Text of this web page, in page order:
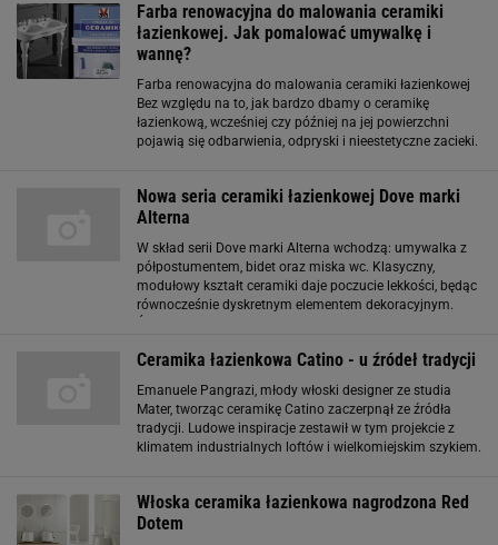
Farba renowacyjna do malowania ceramiki
łazienkowej. Jak pomalować umywalkę i
wannę?
Farba renowacyjna do malowania ceramiki łazienkowej
Bez względu na to, jak bardzo dbamy o ceramikę
łazienkową, wcześniej czy później na jej powierzchni
pojawią się odbarwienia, odpryski i nieestetyczne zacieki.
Nowa seria ceramiki łazienkowej Dove marki
Alterna
W skład serii Dove marki Alterna wchodzą: umywalka z
półpostumentem, bidet oraz miska wc. Klasyczny,
modułowy kształt ceramiki daje poczucie lekkości, będąc
równocześnie dyskretnym elementem dekoracyjnym.
Ceramika łazienkowa Catino - u źródeł tradycji
Emanuele Pangrazi, młody włoski designer ze studia
Mater, tworząc ceramikę Catino zaczerpnął ze źródła
tradycji. Ludowe inspiracje zestawił w tym projekcie z
klimatem industrialnych loftów i wielkomiejskim szykiem.
Włoska ceramika łazienkowa nagrodzona Red
Dotem